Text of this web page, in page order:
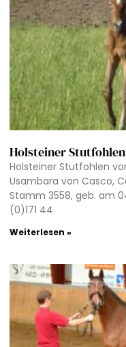
Holsteiner
Holsteiner Stutfohlen
Usambara von Casco,
Stamm 3558, geb. am
(0)171 44
Weiterlesen »